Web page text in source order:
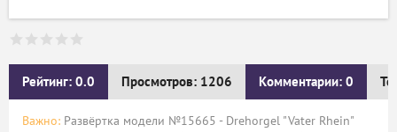
Рейтинг: 0.0 Просмотров: 1206 Комментарии: 0
Важно: Развёртка модели №15665 - Drehorgel "Vater Rhein"